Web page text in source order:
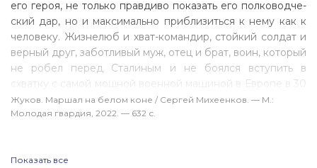
его героя, не только правдиво показать его полководче­
ский дар, но и максимально приблизиться к нему как к
человеку. Жизнелюб и хват-командир, стойкий солдат и
верный друг, заботливый муж, отец и брат, воин, ко­торый
не робел перед Сталиным и не боялся вступить в
схватку с самой мощной военной машиной в Европе в 30
—40-е годы XX века — армией фашистской Герма­нии.
Герой, который познал триумф и опалу, любовь и
Жуков. Маршал на белом коне / Сергей Михеенков. — М.:
Молодая гвардия, 2022. — 632 с.
Показать все